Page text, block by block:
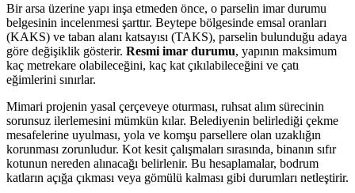
Bir arsa üzerine yapı inşa etmeden önce, o parselin imar durumu
belgesinin incelenmesi şarttır. Beytepe bölgesinde emsal oranları
(KAKS) ve taban alanı katsayısı (TAKS), parselin bulunduğu adaya
göre değişiklik gösterir. Resmi imar durumu, yapının maksimum
kaç metrekare olabileceğini, kaç kat çıkılabileceğini ve çatı
eğimlerini sınırlar.
Mimari projenin yasal çerçeveye oturması, ruhsat alım sürecinin
sorunsuz ilerlemesini mümkün kılar. Belediyenin belirlediği çekme
mesafelerine uyulması, yola ve komşu parsellere olan uzaklığın
korunması zorunludur. Kot kesit çalışmaları sırasında, binanın sıfır
kotunun nereden alınacağı belirlenir. Bu hesaplamalar, bodrum
katların açığa çıkması veya gömülü kalması gibi durumları netleştirir.